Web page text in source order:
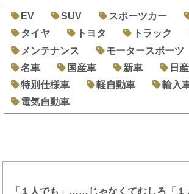
EV SUV スポーツカー
タイヤ
トヨタ トラック
メンテナンス
モータースポーツ
名車
国産車 新車
日産
特別仕様車
軽自動車 輸入
電気自動車
「１人でも」……じゃなくてむしろ「